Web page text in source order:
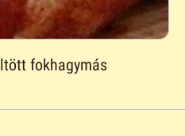
fokhagymás